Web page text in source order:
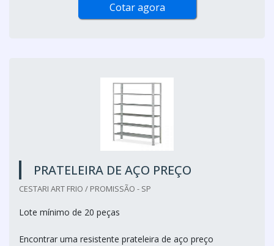
Cotar agora
PRATELEIRA DE AÇO PREÇO
CESTARI ART FRIO / PROMISSÃO - SP
Lote mínimo de 20 peças
Encontrar uma resistente prateleira de aço preço